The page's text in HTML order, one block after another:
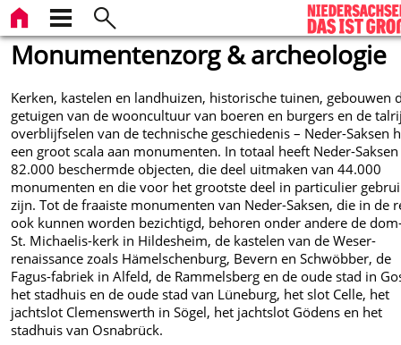
Monumentenzorg & archeologie
Kerken, kastelen en landhuizen, historische tuinen, gebouwen
getuigen van de wooncultuur van boeren en burgers en de
overblijfselen van de technische geschiedenis – Neder-Saksen
een groot scala aan monumenten. In totaal heeft Neder-
82.000 beschermde objecten, die deel uitmaken van 44.000
monumenten en die voor het grootste deel in particulier
zijn. Tot de fraaiste monumenten van Neder-Saksen, die in de
ook kunnen worden bezichtigd, behoren onder andere de
St. Michaelis-kerk in Hildesheim, de kastelen van de Weser-
renaissance zoals Hämelschenburg, Bevern en Schwöbber, de
Fagus-fabriek in Alfeld, de Rammelsberg en de oude stad in
het stadhuis en de oude stad van Lüneburg, het slot Celle, het
jachtslot Clemenswerth in Sögel, het jachtslot Gödens en het
stadhuis van Osnabrück.